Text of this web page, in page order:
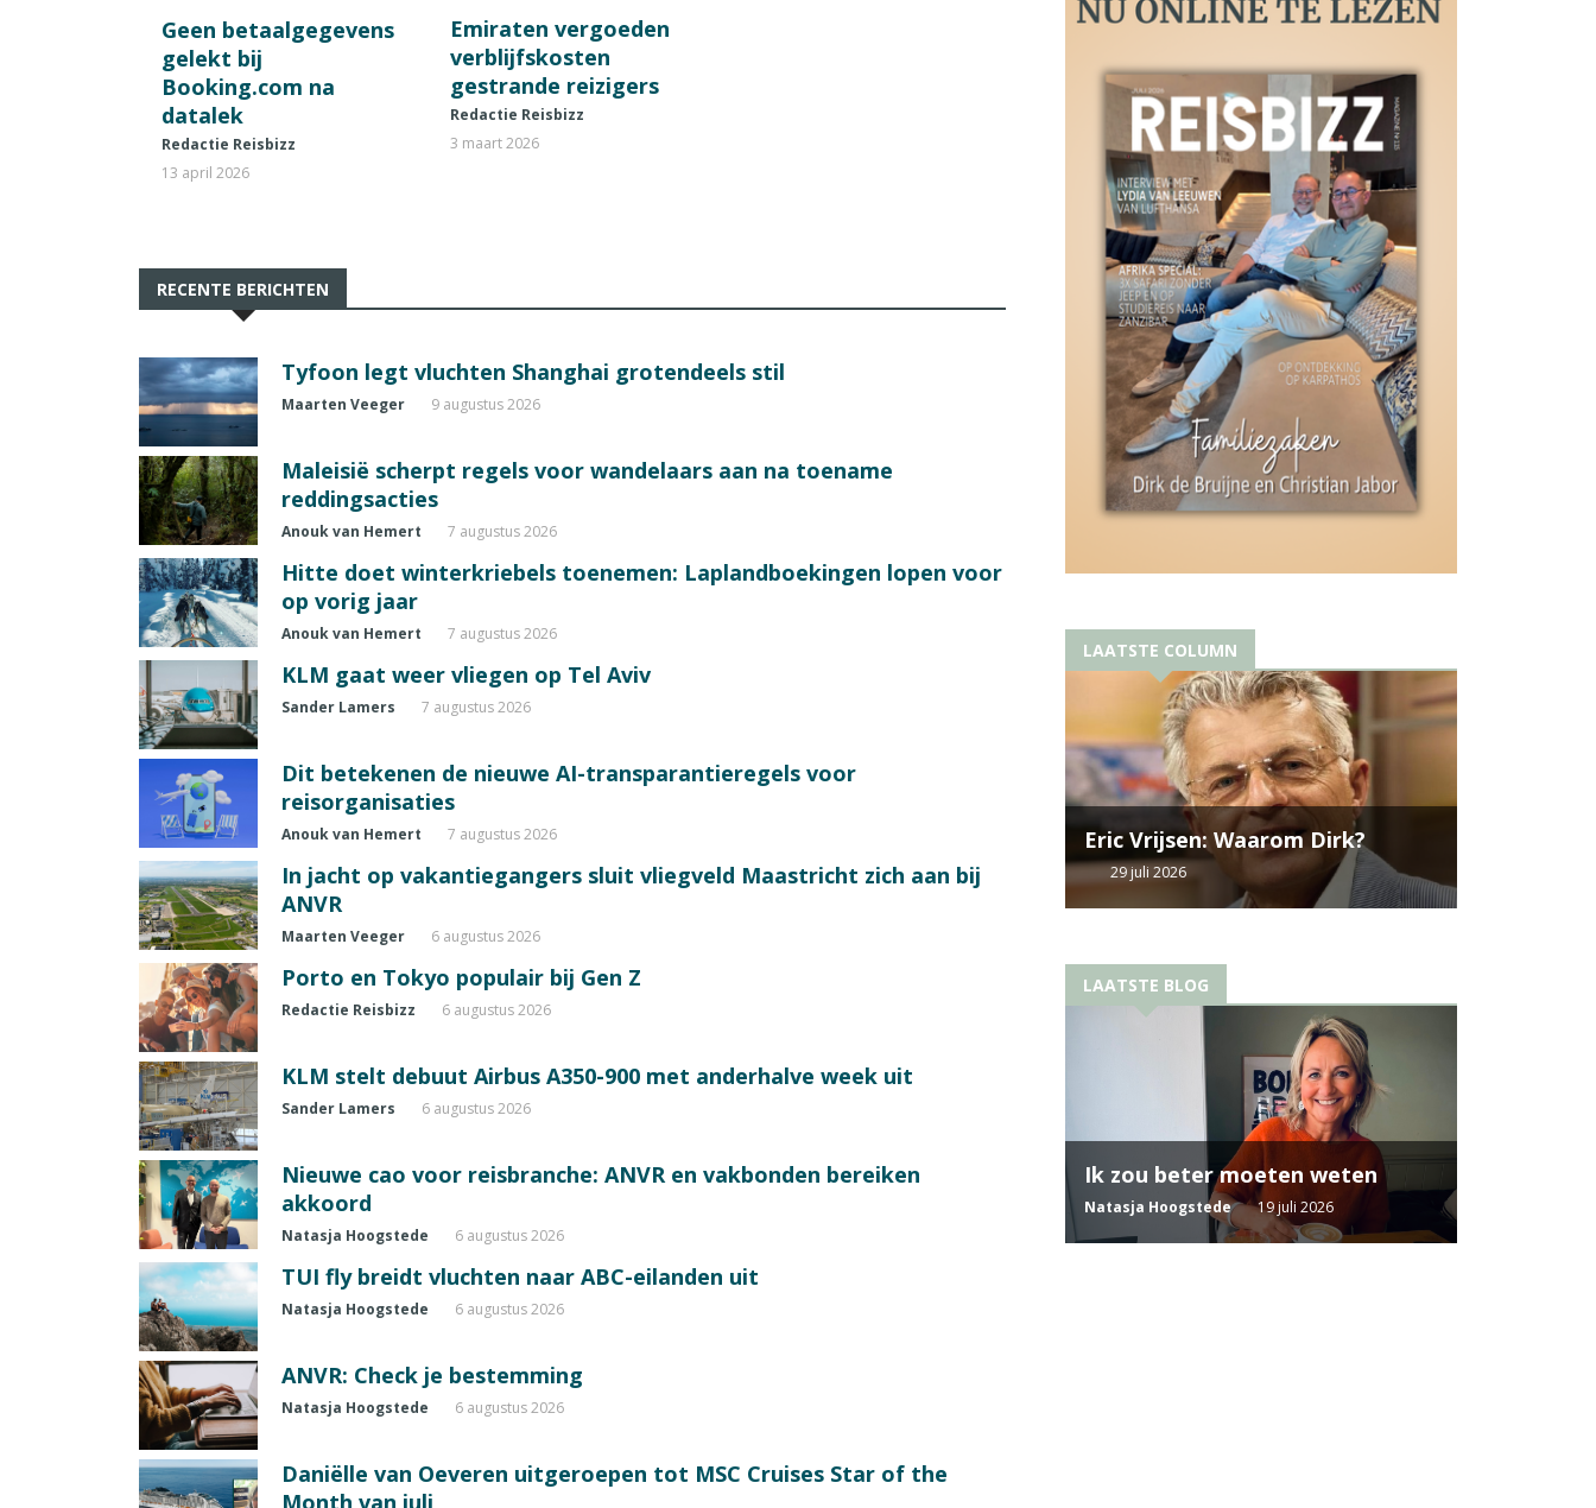
Geen betaalgegevens
gelekt bij
Booking.com na
datalek
Redactie Reisbizz
13 april 2026
Emiraten vergoeden
verblijfskosten
gestrande reizigers
Redactie Reisbizz
3 maart 2026
RECENTE BERICHTEN
Tyfoon legt vluchten Shanghai grotendeels stil
Maarten Veeger 9 augustus 2026
Maleisië scherpt regels voor wandelaars aan na toename
reddingsacties
Anouk van Hemert 7 augustus 2026
Hitte doet winterkriebels toenemen: Laplandboekingen lopen voor
op vorig jaar
Anouk van Hemert 7 augustus 2026
KLM gaat weer vliegen op Tel Aviv
Sander Lamers 7 augustus 2026
Dit betekenen de nieuwe AI-transparantieregels voor
reisorganisaties
Anouk van Hemert 7 augustus 2026
In jacht op vakantiegangers sluit vliegveld Maastricht zich aan bij
ANVR
Maarten Veeger 6 augustus 2026
Porto en Tokyo populair bij Gen Z
Redactie Reisbizz 6 augustus 2026
KLM stelt debuut Airbus A350-900 met anderhalve week uit
Sander Lamers 6 augustus 2026
Nieuwe cao voor reisbranche: ANVR en vakbonden bereiken
akkoord
Natasja Hoogstede 6 augustus 2026
TUI fly breidt vluchten naar ABC-eilanden uit
Natasja Hoogstede 6 augustus 2026
ANVR: Check je bestemming
Natasja Hoogstede 6 augustus 2026
Daniëlle van Oeveren uitgeroepen tot MSC Cruises Star of the
Month van juli
LAATSTE COLUMN
Eric Vrijsen: Waarom Dirk?
29 juli 2026
LAATSTE BLOG
Ik zou beter moeten weten
Natasja Hoogstede 19 juli 2026